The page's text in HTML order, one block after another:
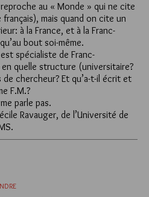
au « Monde » qui ne cite
mais quand on cite un
à la France, et à la Franc-
bout soi-même.
spécialiste de Franc-
quelle structure (universitaire?
chercheur? Et qu’a-t-il écrit et
F.M.?
parle pas.
Ravauger, de l’Université de